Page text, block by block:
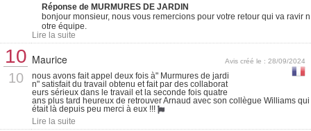
Réponse de MURMURES DE JARDIN
bonjour monsieur, nous vous remercions pour votre retour qui va ravir n
otre équipe.
Lire la suite
10
10
Maurice Avis créé le : 28/09/2024
nous avons fait appel deux fois à" Murmures de jardi
n" satisfait du travail obtenu et fait par des collaborat
eurs sérieux dans le travail et la seconde fois quatre
ans plus tard heureux de retrouver Arnaud avec son collègue Williams qui
était là depuis peu merci à eux !!!
Lire la suite